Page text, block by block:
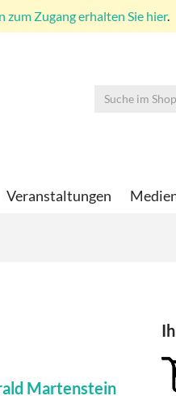
zum Zugang erhalten Sie hier.
Veranstaltungen
Martenstein